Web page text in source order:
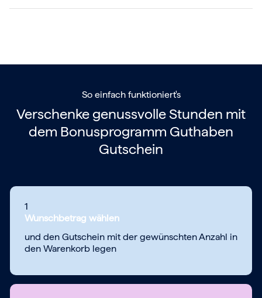
So einfach funktioniert's
Verschenke genussvolle Stunden mit
dem Bonusprogramm Guthaben
Gutschein
1
Wunschbetrag wählen
und den Gutschein mit der gewünschten Anzahl in
den Warenkorb legen